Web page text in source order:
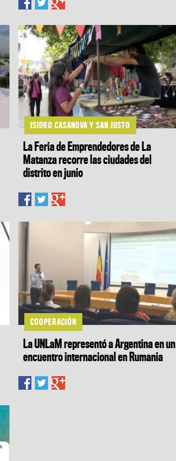
ISIDRO CASANOVA Y SAN JUSTO
La Feria de Emprendedores de La
Matanza recorre las ciudades del
distrito en junio
COOPERACIÓN
La UNLaM representó a Argentina en un
encuentro internacional en Rumania